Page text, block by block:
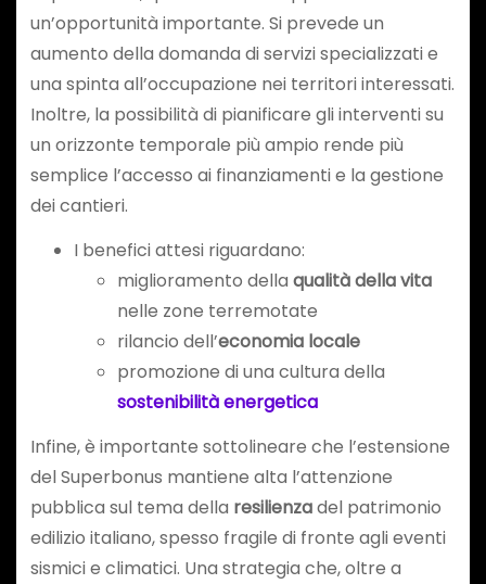
un’opportunità importante. Si prevede un
aumento della domanda di servizi specializzati e
una spinta all’occupazione nei territori interessati.
Inoltre, la possibilità di pianificare gli interventi su
un orizzonte temporale più ampio rende più
semplice l’accesso ai finanziamenti e la gestione
dei cantieri.
I benefici attesi riguardano:
miglioramento della qualità della vita
nelle zone terremotate
rilancio dell’economia locale
promozione di una cultura della
sostenibilità energetica
Infine, è importante sottolineare che l’estensione
del Superbonus mantiene alta l’attenzione
pubblica sul tema della resilienzadel patrimonio
edilizio italiano, spesso fragile di fronte agli eventi
sismici e climatici. Una strategia che, oltre a